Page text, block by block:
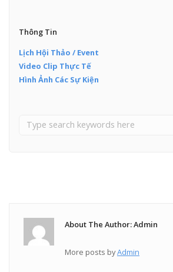
Thông Tin
Lịch Hội Thảo / Event
Video Clip Thực Tế
Hình Ảnh Các Sự Kiện
About The Author: Admin
More posts byAdmin